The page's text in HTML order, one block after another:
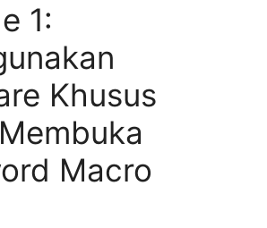
1:
Khusus
Macro